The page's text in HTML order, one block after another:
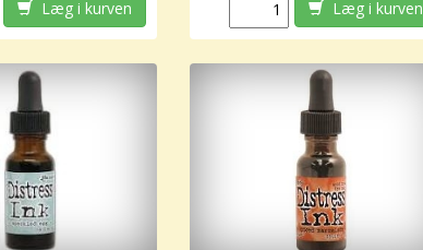
Læg i kurven Læg i kurven